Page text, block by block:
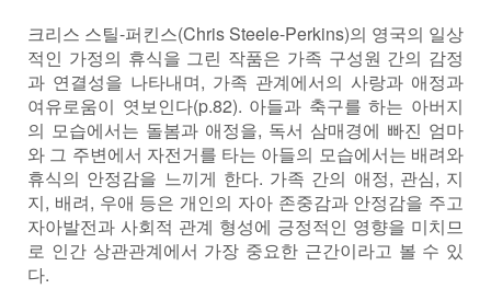
크리스 스틸-퍼킨스(Chris Steele-Perkins)의 영국의 일상
적인 가정의 휴식을 그린 작품은 가족 구성원 간의 감정
과 연결성을 나타내며, 가족 관계에서의 사랑과 애정과
여유로움이 엿보인다(p.82). 아들과 축구를 하는 아버지
의 모습에서는 돌봄과 애정을, 독서 삼매경에 빠진 엄마
와 그 주변에서 자전거를 타는 아들의 모습에서는 배려와
휴식의 안정감을 느끼게 한다. 가족 간의 애정, 관심, 지
지, 배려, 우애 등은 개인의 자아 존중감과 안정감을 주고
자아발전과 사회적 관계 형성에 긍정적인 영향을 미치므
로 인간 상관관계에서 가장 중요한 근간이라고 볼 수 있
다.